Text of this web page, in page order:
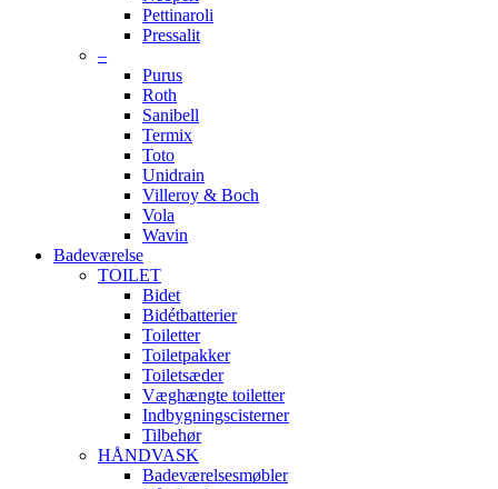
Pettinaroli
Pressalit
–
Purus
Roth
Sanibell
Termix
Toto
Unidrain
Villeroy & Boch
Vola
Wavin
Badeværelse
TOILET
Bidet
Bidétbatterier
Toiletter
Toiletpakker
Toiletsæder
Væghængte toiletter
Indbygningscisterner
Tilbehør
HÅNDVASK
Badeværelsesmøbler